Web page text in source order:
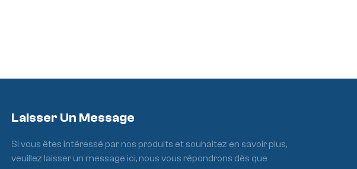
Laisser Un Message
Si vous êtes intéressé par nos produits et souhaitez en savoir plus,
veuillez laisser un message ici, nous vous répondrons dès que